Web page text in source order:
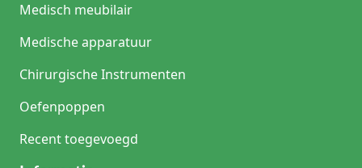
Medisch meubilair
Medische apparatuur
Chirurgische Instrumenten
Oefenpoppen
Recent toegevoegd